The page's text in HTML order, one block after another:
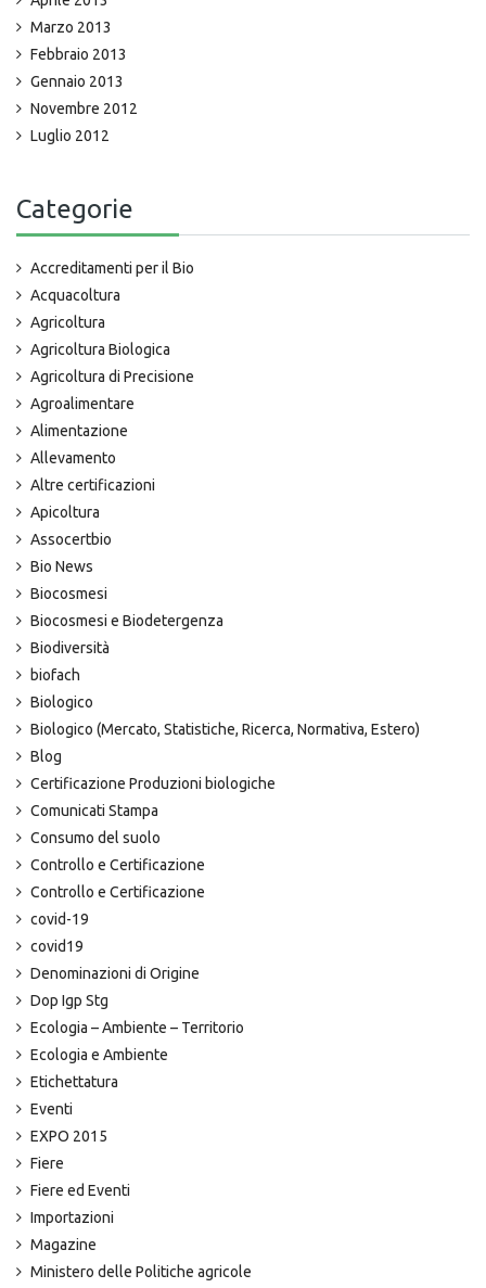
Marzo 2013
Febbraio 2013
Gennaio 2013
Novembre 2012
Luglio 2012
Categorie
Accreditamenti per il Bio
Acquacoltura
Agricoltura
Agricoltura Biologica
Agricoltura di Precisione
Agroalimentare
Alimentazione
Allevamento
Altre certificazioni
Apicoltura
Assocertbio
Bio News
Biocosmesi
Biocosmesi e Biodetergenza
Biodiversità
biofach
Biologico
Biologico (Mercato, Statistiche, Ricerca, Normativa, Estero)
Blog
Certificazione Produzioni biologiche
Comunicati Stampa
Consumo del suolo
Controllo e Certificazione
Controllo e Certificazione
covid-19
covid19
Denominazioni di Origine
Dop Igp Stg
Ecologia – Ambiente – Territorio
Ecologia e Ambiente
Etichettatura
Eventi
EXPO 2015
Fiere
Fiere ed Eventi
Importazioni
Magazine
Ministero delle Politiche agricole